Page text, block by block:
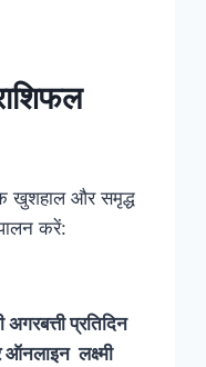
खुशहाल और समृद्ध
करें:
प्रतिदिन
ऑनलाइन लक्ष्मी